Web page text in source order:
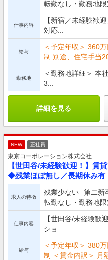
転勤なし・勤務地限
仕事内容
【新宿／未経験歓
対応...
給与
＜予定年収＞ 360
制 別途、住宅手当
勤務地
＜勤務地詳細＞ 本
3...
詳細を見る
NEW 正社員
東京コーポレーション株式会社
【世田谷/未経験歓迎！】賃
◆残業ほぼ無し／長期休み有
求人の特徴
残業少ない 第二新
転勤なし・勤務地限
仕事内容
【世田谷/未経験歓
ショ...
給与
＜予定年収＞ 380
制 ＜賃金内訳＞ 月